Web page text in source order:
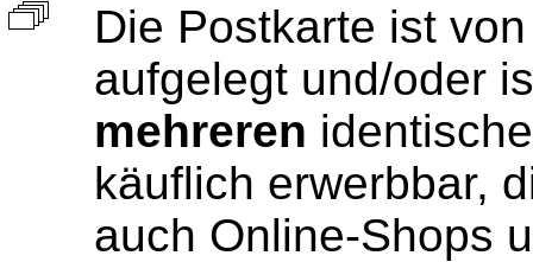
Die Postkarte ist
aufgelegt und/oder
mehreren
käuflich erwerbbar,
auch Online-Shops